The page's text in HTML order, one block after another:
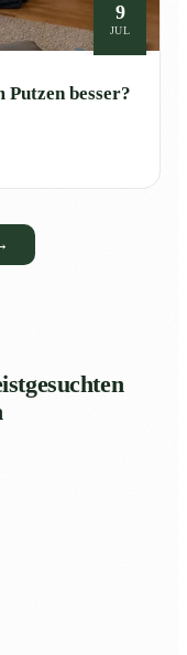
9
JUL
besser?